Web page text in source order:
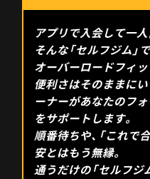
アプリで入会して一
そんな「セルフジム」
オーバーロードフィ
便利さはそのままに
ーナーがあなたのフ
をサポートします。
順番待ちや、「これで
安とはもう無縁。
通うだけの「セルフジ